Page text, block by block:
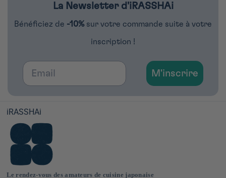
La Newsletter d'iRASSHAi
Bénéficiez de -10% sur votre commande suite à votre
inscription !
Email
M'inscrire
iRASSHAi
Le rendez-vous des amateurs de cuisine japonaise